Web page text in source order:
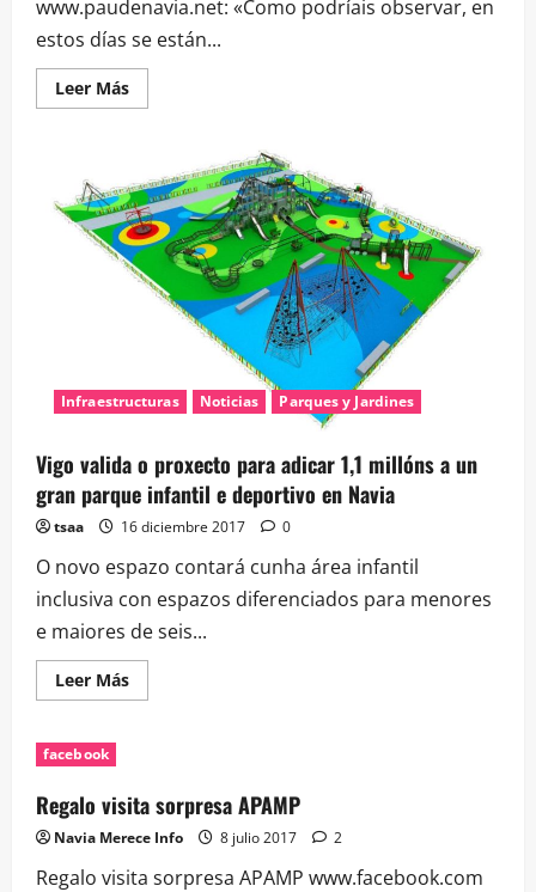
www.paudenavia.net: «Como podríais observar, en
estos días se están...
Leer MásLeer
más
ruídos,
obras
y
sugerencias
de
vecinos
Infraestructuras Noticias Parques y Jardines
Vigo valida o proxecto para adicar 1,1 millóns a un
gran parque infantil e deportivo en Navia
tsaa 16 diciembre 2017 0
O novo espazo contará cunha área infantil
inclusiva con espazos diferenciados para menores
e maiores de seis...
Leer MásLeer
más
proxecto
para
adicar
1,1
a
facebook
Regalo visita sorpresa APAMP
Navia Merece Info 8 julio 2017 2
Regalo visita sorpresa APAMP www.facebook.com